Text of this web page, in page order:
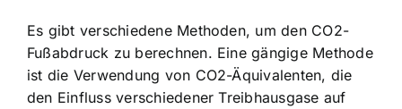
Es gibt verschiedene Methoden, um den CO2-
Fußabdruck zu berechnen. Eine gängige Methode
ist die Verwendung von CO2-Äquivalenten, die
den Einfluss verschiedener Treibhausgase auf